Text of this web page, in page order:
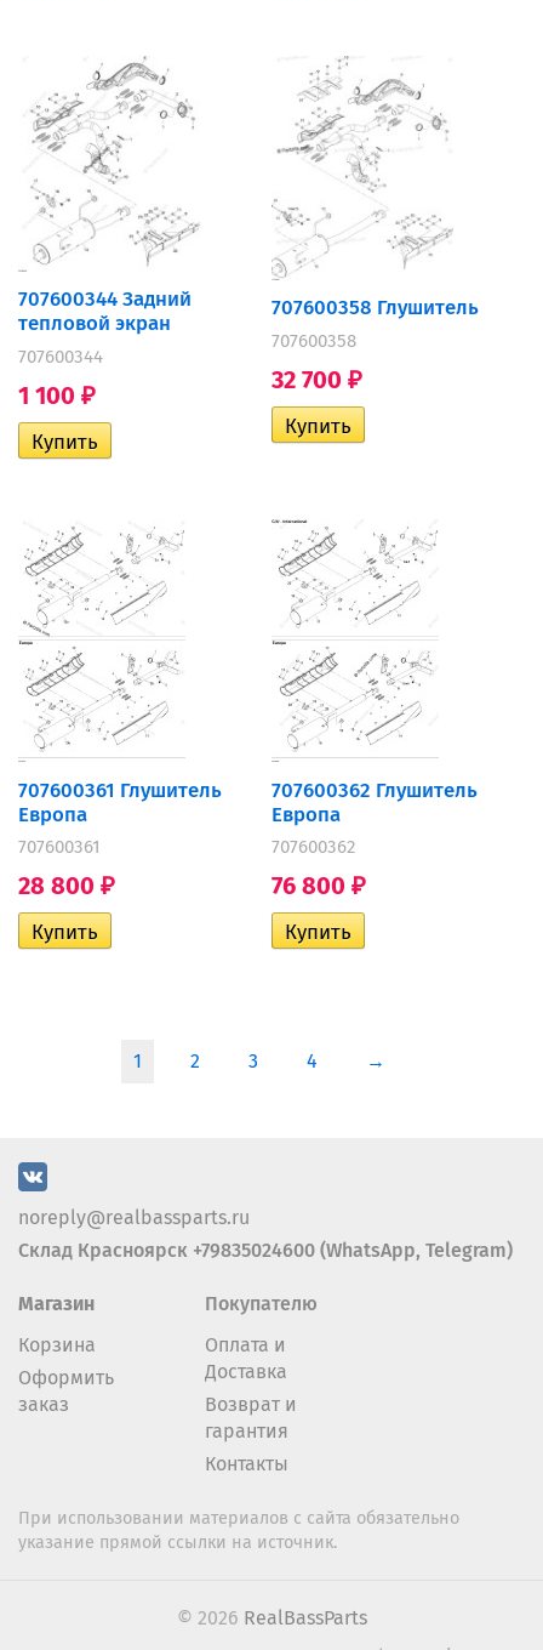
707600344 Задний
тепловой экран
707600344
1 100 ₽
707600358 Глушитель
707600358
32 700 ₽
707600361 Глушитель
Европа
707600361
28 800 ₽
707600362 Глушитель
Европа
707600362
76 800 ₽
1 2 3 4 →
noreply@realbassparts.ru
Склад Красноярск +79835024600 (WhatsApp, Telegram)
Магазин
Корзина
Оформить
заказ
Покупателю
Оплата и
Доставка
Возврат и
гарантия
Контакты
При использовании материалов с сайта обязательно
указание прямой ссылки на источник.
© 2026 RealBassParts